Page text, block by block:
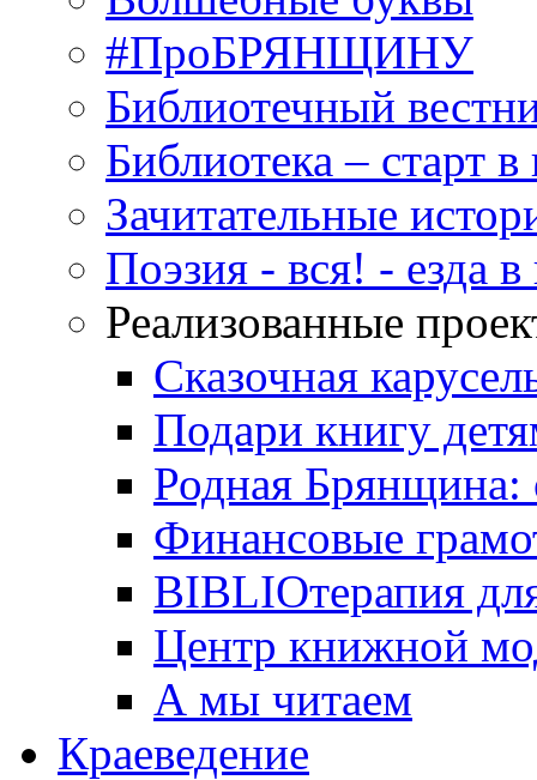
#ПроБРЯНЩИНУ
Библиотечный
Библиотека – старт
Зачитательные
Поэзия - вся! - езда в
Реализованные
Сказочная
Подари книгу
Родная Брянщина:
Финансовые
BIBLIOтерапия
Центр книжной
А мы читаем
Краеведение